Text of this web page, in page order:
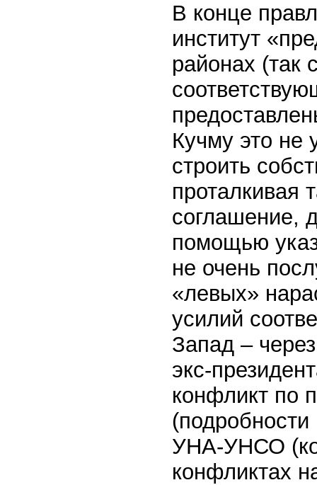
В конце
институт
районах (так
Кучму это не
строить
проталкивая
соглашение,
помощью
не очень
«левых»
усилий
Запад –
экс-
конфликт по
УНА-УНСО
конфликтах